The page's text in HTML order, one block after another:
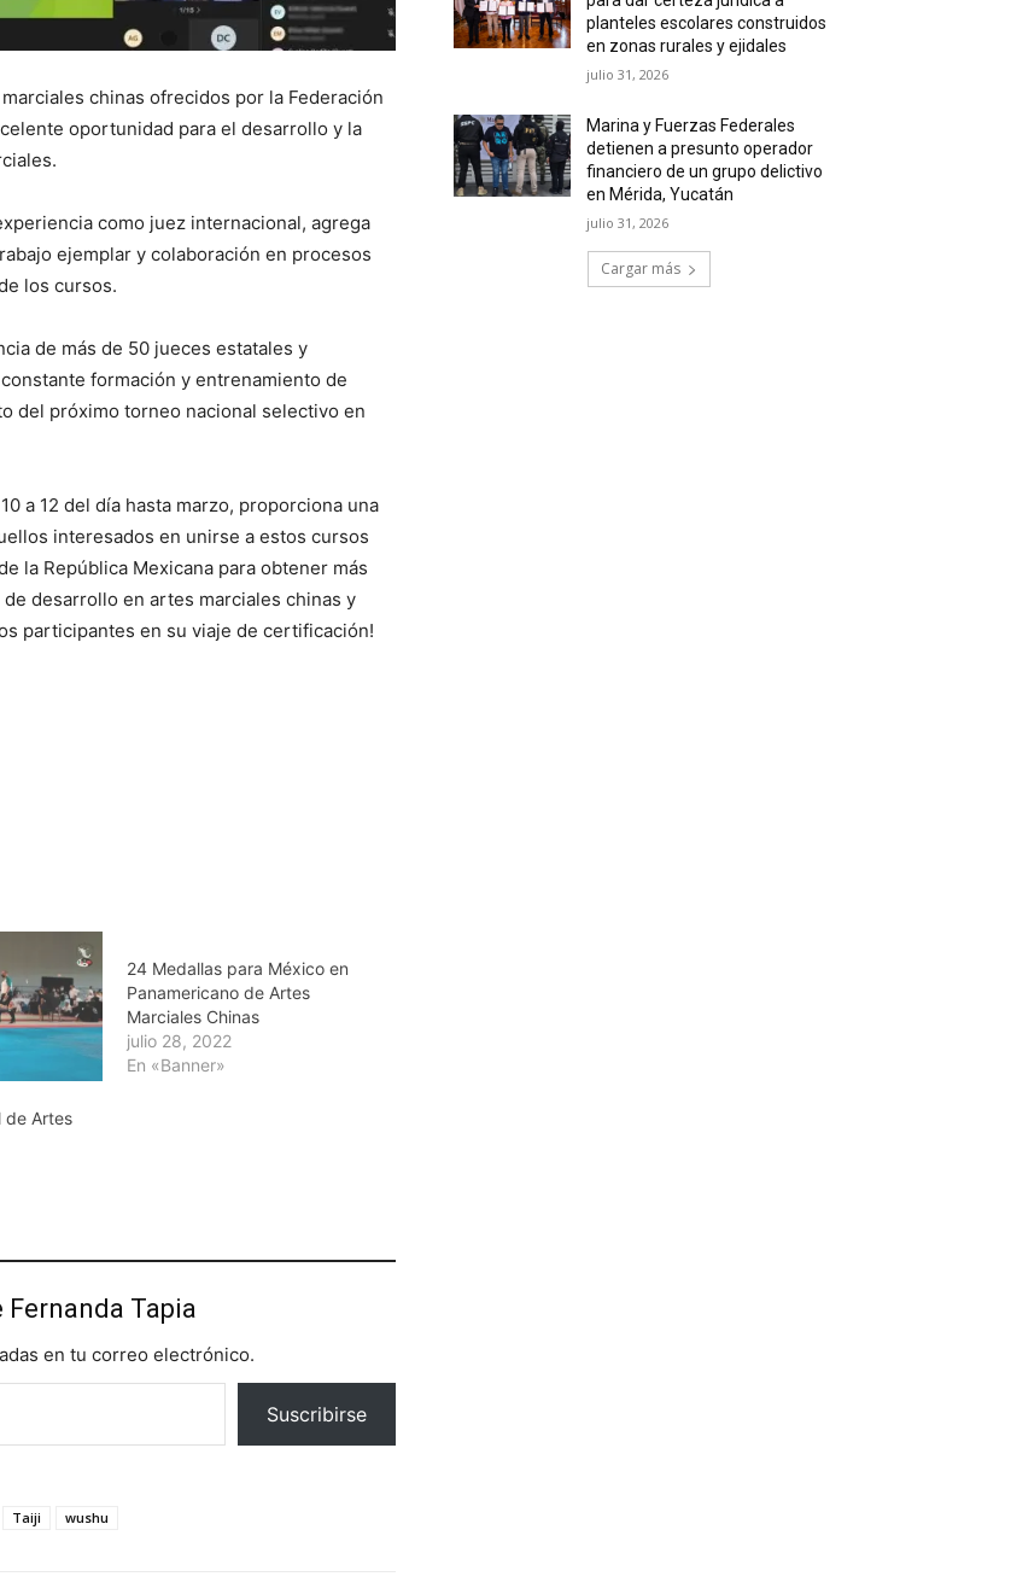
chinas ofrecidos por la Federación
oportunidad para el desarrollo y la
como juez internacional, agrega
ejemplar y colaboración en procesos
los cursos.
de más de 50 jueces estatales y
formación y entrenamiento de
del próximo torneo nacional selectivo en
a 12 del día hasta marzo, proporciona una
interesados en unirse a estos cursos
la República Mexicana para obtener más
desarrollo en artes marciales chinas y
participantes en su viaje de certificación!
de Artes
24 Medallas para México en
Panamericano de Artes
Marciales Chinas
julio 28, 2022
En «Banner»
Fernanda Tapia
en tu correo electrónico.
Suscribirse
Taiji wushu
planteles escolares construidos
en zonas rurales y ejidales
julio 31, 2026
Marina y Fuerzas Federales
detienen a presunto operador
financiero de un grupo delictivo
en Mérida, Yucatán
julio 31, 2026
Cargar más